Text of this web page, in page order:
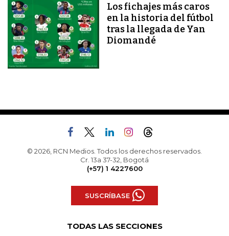
Los fichajes más caros
en la historia del fútbol
tras la llegada de Yan
Diomandé
© 2026, RCN Medios. Todos los derechos reservados.
Cr. 13a 37-32, Bogotá
(+57) 1 4227600
SUSCRÍBASE
TODAS LAS SECCIONES